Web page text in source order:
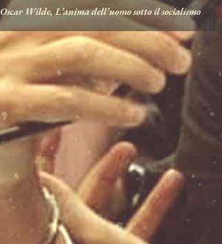
Oscar Wilde, L’anima dell’uomo sotto il socialismo